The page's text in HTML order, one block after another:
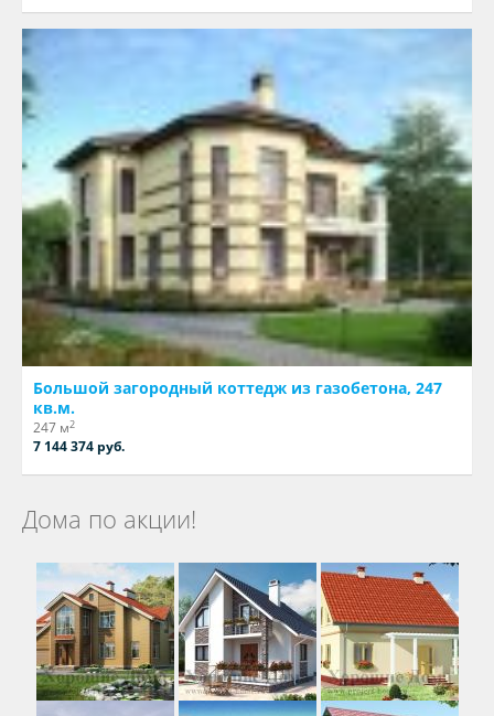
Большой загородный коттедж из газобетона, 247
кв.м.
247 м2
7 144 374 руб.
Дома по акции!